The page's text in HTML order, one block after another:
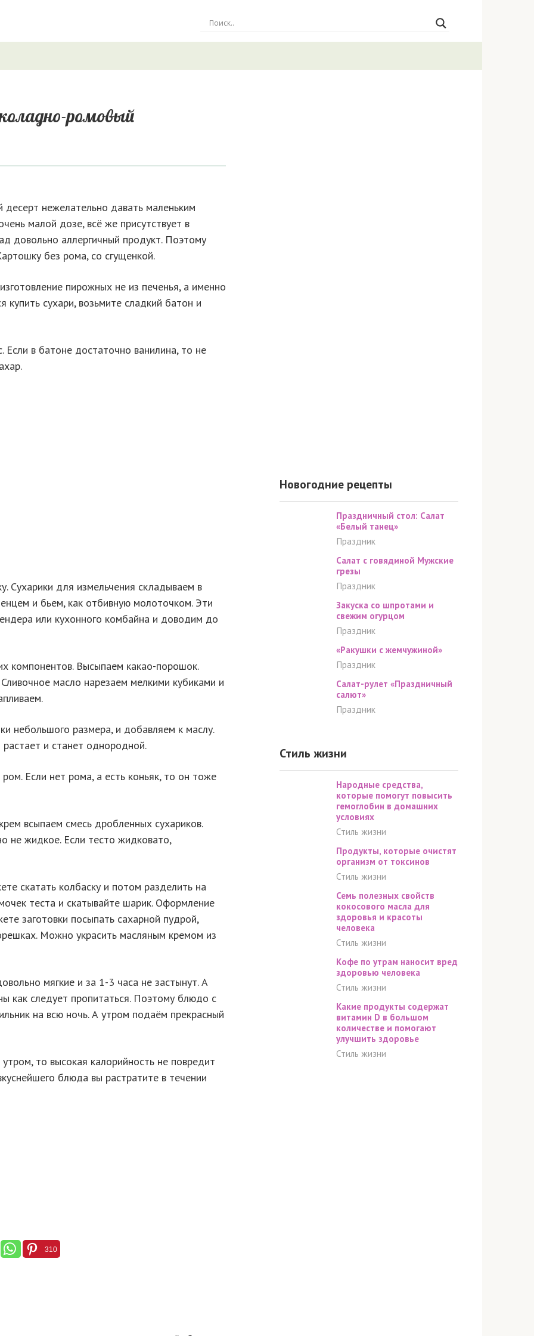
ромовый
нежелательно давать маленьким
малой дозе, всё же присутствует в
довольно аллергичный продукт. Поэтому
без рома, со сгущенкой.
пирожных не из печенья, а именно
купить сухари, возьмите сладкий батон и
Если в батоне достаточно ванилина, то не
Сухарики для измельчения складываем в
и бьем, как отбивную молоточком. Эти
или кухонного комбайна и доводим до
компонентов. Высыпаем какао-порошок.
масло нарезаем мелкими кубиками и
небольшого размера, и добавляем к маслу.
и станет однородной.
Если нет рома, а есть коньяк, то он тоже
всыпаем смесь дробленных сухариков.
не жидкое. Если тесто жидковато,
скатать колбаску и потом разделить на
теста и скатывайте шарик. Оформление
заготовки посыпать сахарной пудрой,
Можно украсить масляным кремом из
мягкие и за 1-3 часа не застынут. А
как следует пропитаться. Поэтому блюдо с
на всю ночь. А утром подаём прекрасный
то высокая калорийность не повредит
блюда вы растратите в течении
310
Новогодние рецепты
Праздничный стол: Салат
«Белый танец»
Праздник
Салат с говядиной Мужские
грезы
Праздник
Закуска со шпротами и
свежим огурцом
Праздник
«Ракушки с жемчужиной»
Праздник
Салат-рулет «Праздничный
салют»
Праздник
Стиль жизни
Народные средства,
которые помогут повысить
гемоглобин в домашних
условиях
Стиль жизни
Продукты, которые очистят
организм от токсинов
Стиль жизни
Семь полезных свойств
кокосового масла для
здоровья и красоты
человека
Стиль жизни
Кофе по утрам наносит вред
здоровью человека
Стиль жизни
Какие продукты содержат
витамин D в большом
количестве и помогают
улучшить здоровье
Стиль жизни